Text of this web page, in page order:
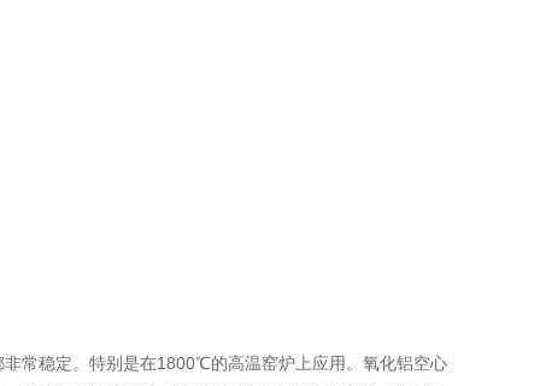
常稳定。特别是在1800℃的高温窑炉上应用。氧化铝空心